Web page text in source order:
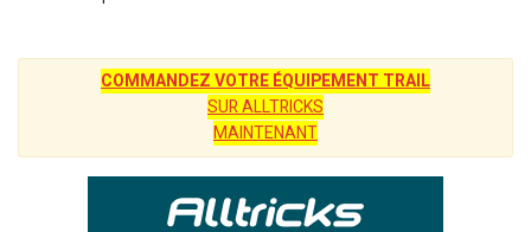
COMMANDEZ VOTRE ÉQUIPEMENT TRAIL
SUR ALLTRICKS
MAINTENANT